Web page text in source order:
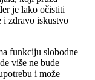
je lako očistiti
i zdravo iskustvo
funkciju slobodne
više ne bude
i može